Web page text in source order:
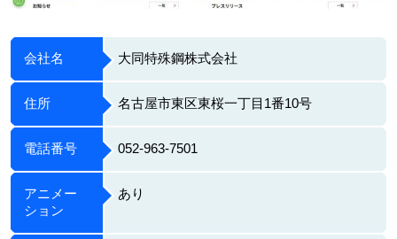
会社名 大同特殊鋼株式会社
住所 名古屋市東区東桜一丁目1番10号
電話番号 052-963-7501
アニメー
ション
あり